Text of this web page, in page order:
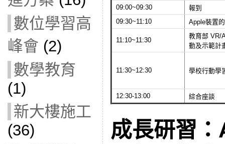
數位學習高
峰會 (2)
數學教育
(1)
新大樓施工
(36)
09:00~09:30
報到
09:30~11:10
Apple裝置
11:10~11:30
教育部 VR/
動及示範計
11:30~12:30 學校行動學
12:30-13:00 綜合座談
成長研習